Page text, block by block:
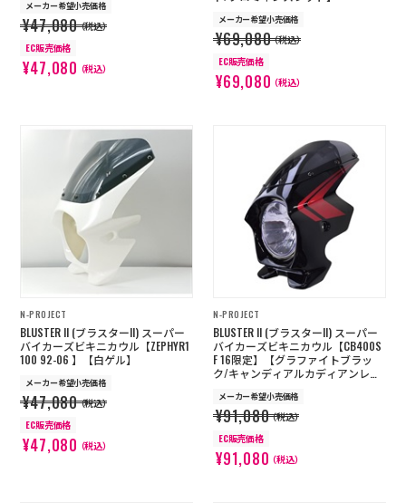
メーカー希望小売価格
¥47,080（税込）
EC販売価格
¥47,080（税込）
メーカー希望小売価格
¥69,080（税込）
EC販売価格
¥69,080（税込）
N-PROJECT
BLUSTER II (ブラスターII) スーパー
バイカーズビキニカウル【ZEPHYR1
100 92-06 】【白ゲル】
メーカー希望小売価格
¥47,080（税込）
EC販売価格
¥47,080（税込）
N-PROJECT
BLUSTER II (ブラスターII) スーパー
バイカーズビキニカウル【CB400S
F 16限定】【グラファイトブラッ
ク/キャンディアルカディアンレッ
メーカー希望小売価格
¥91,080（税込）
EC販売価格
¥91,080（税込）